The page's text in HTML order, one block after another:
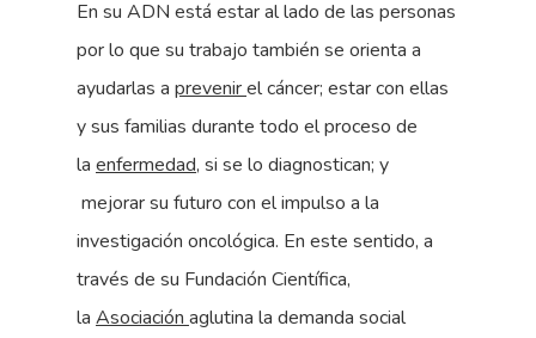
En su ADN está estar al lado de las personas
por lo que su trabajo también se orienta a
ayudarlas a prevenirel cáncer; estar con ellas
y sus familias durante todo el proceso de
la enfermedad, si se lo diagnostican; y
mejorar su futuro con el impulso a la
investigación oncológica. En este sentido, a
través de su Fundación Científica,
la Asociación aglutina la demanda social